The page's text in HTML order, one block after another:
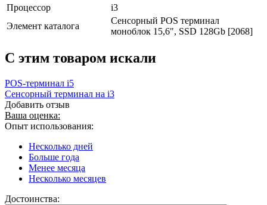
Процессор
i3
Элемент каталога
Сенсорный POS терминал
моноблок 15,6", SSD 128Gb [2068]
C этим товаром искали
POS-терминал i5
Сенсорный терминал на i3
Добавить отзыв
Ваша оценка:
Опыт использования:
Несколько дней
Больше года
Менее месяца
Несколько месяцев
Достоинства: